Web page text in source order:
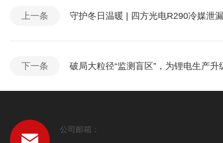
上一条 守护冬日温暖 | 四方光电R290冷媒泄
下一条 破局大粒径“监测盲区”，为锂电生产升
公司邮箱：